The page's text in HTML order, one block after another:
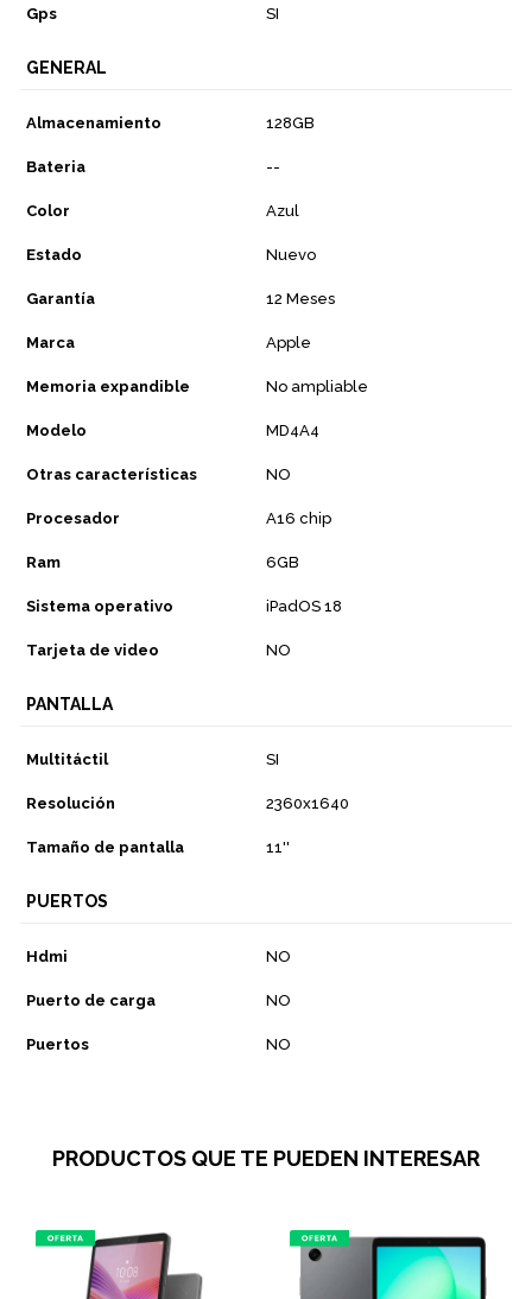
Gps SI
GENERAL
Almacenamiento 128GB
Bateria --
Color Azul
Estado Nuevo
Garantía 12 Meses
Marca Apple
Memoria expandible No ampliable
Modelo MD4A4
Otras características NO
Procesador A16 chip
Ram 6GB
Sistema operativo iPadOS 18
Tarjeta de video NO
PANTALLA
Multitáctil SI
Resolución 2360x1640
Tamaño de pantalla 11''
PUERTOS
Hdmi NO
Puerto de carga NO
Puertos NO
PRODUCTOS QUE TE PUEDEN INTERESAR